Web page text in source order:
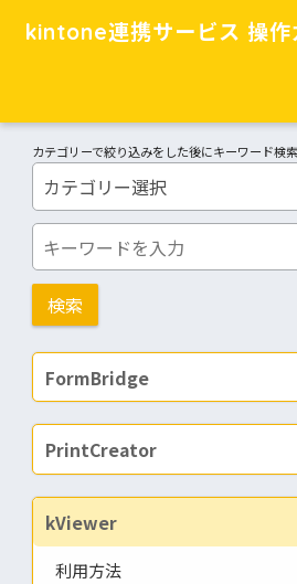
kintone連携サービス 操作
カテゴリーで絞り込みをした後にキーワード検
FormBridge
PrintCreator
kViewer
利用方法